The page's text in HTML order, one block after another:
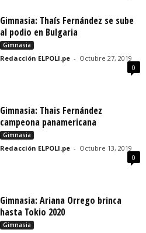
Gimnasia: Thaís Fernández se sube
al podio en Bulgaria
Gimnasia
Redacción ELPOLI.pe - Octubre 27, 2019
0
Gimnasia: Thais Fernández
campeona panamericana
Gimnasia
Redacción ELPOLI.pe - Octubre 13, 2019
0
Gimnasia: Ariana Orrego brinca
hasta Tokio 2020
Gimnasia